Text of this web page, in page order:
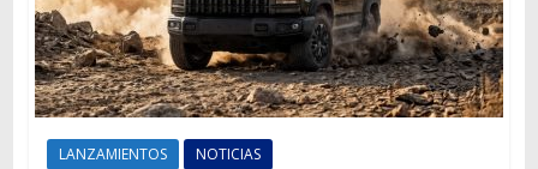
LANZAMIENTOS NOTICIAS